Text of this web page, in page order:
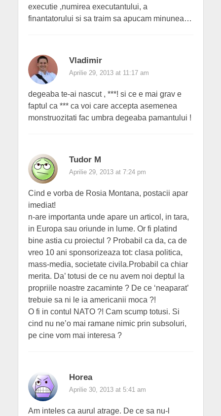
executie ,numirea executantului, a
finantatorului si sa traim sa apucam minunea…
Vladimir
Aprilie 29, 2013 at 11:17 am
degeaba te-ai nascut , ***! si ce e mai grav e
faptul ca *** ca voi care accepta asemenea
monstruozitati fac umbra degeaba pamantului !
Tudor M
Aprilie 29, 2013 at 7:24 pm
Cind e vorba de Rosia Montana, postacii apar
imediat!
n-are importanta unde apare un articol, in tara,
in Europa sau oriunde in lume. Or fi platind
bine astia cu proiectul ? Probabil ca da, ca de
vreo 10 ani sponsorizeaza tot: clasa politica,
mass-media, societate civila.Probabil ca chiar
merita. Da’ totusi de ce nu avem noi deptul la
propriile noastre zacaminte ? De ce ‘neaparat’
trebuie sa ni le ia americanii moca ?!
O fi in contul NATO ?! Cam scump totusi. Si
cind nu ne’o mai ramane nimic prin subsoluri,
pe cine vom mai interesa ?
Horea
Aprilie 30, 2013 at 5:41 am
Am inteles ca aurul atrage. De ce sa nu-l